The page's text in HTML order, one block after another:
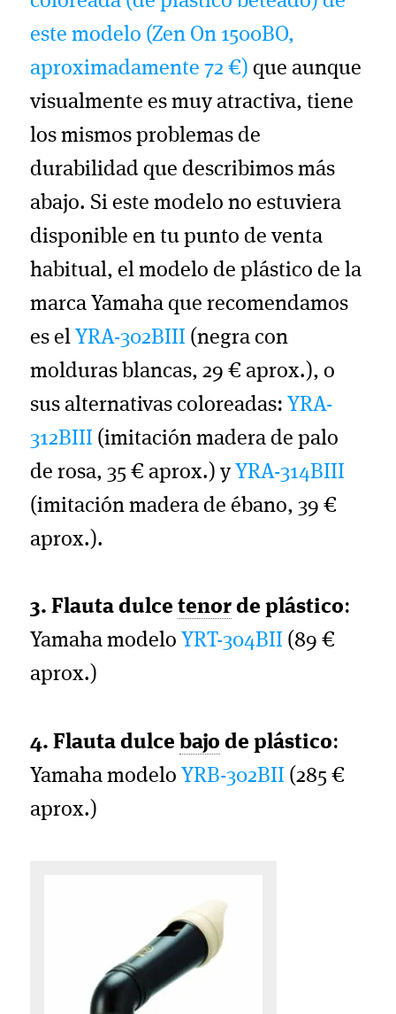
este modelo (Zen On 1500BO,
aproximadamente 72 €) que aunque
visualmente es muy atractiva, tiene
los mismos problemas de
durabilidad que describimos más
abajo. Si este modelo no estuviera
disponible en tu punto de venta
habitual, el modelo de plástico de la
marca Yamaha que recomendamos
es el YRA-302BIII (negra con
molduras blancas, 29 € aprox.), o
sus alternativas coloreadas: YRA-
312BIII (imitación madera de palo
de rosa, 35 € aprox.) y YRA-314BIII
(imitación madera de ébano, 39 €
aprox.).
3. Flauta dulcetenor de plástico:
Yamaha modelo YRT-304BII (89 €
aprox.)
4. Flauta dulce bajo de plástico:
Yamaha modelo YRB-302BII (285 €
aprox.)